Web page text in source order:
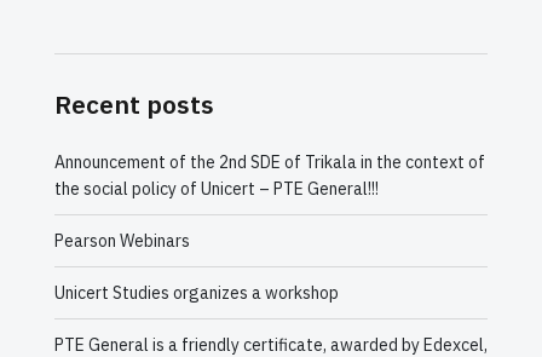
Recent posts
Announcement of the 2nd SDE of Trikala in the context of
the social policy of Unicert – PTE General!!!
Pearson Webinars
Unicert Studies organizes a workshop
PTE General is a friendly certificate, awarded by Edexcel,